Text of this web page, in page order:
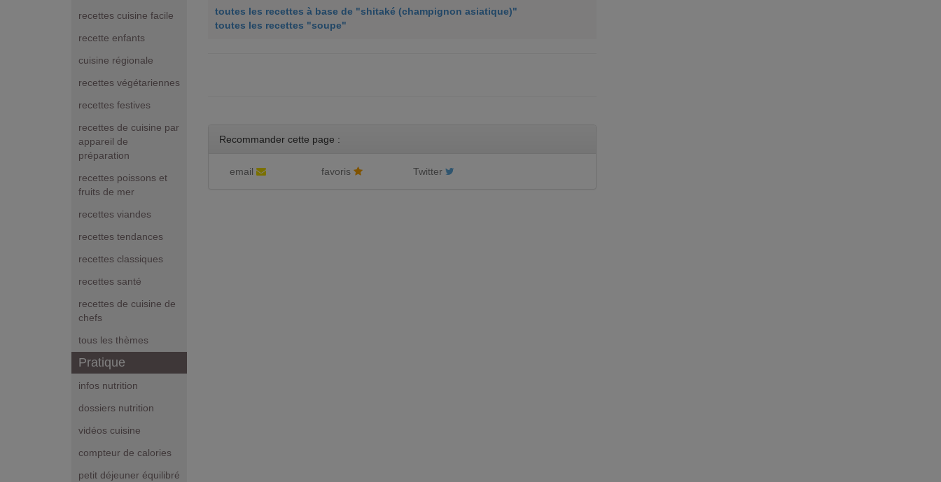
recettes cuisine facile
recette enfants
cuisine régionale
recettes végétariennes
recettes festives
recettes de cuisine par
appareil de
préparation
recettes poissons et
fruits de mer
recettes viandes
recettes tendances
recettes classiques
recettes santé
recettes de cuisine de
chefs
tous les thèmes
Pratique
infos nutrition
dossiers nutrition
vidéos cuisine
compteur de calories
petit déjeuner équilibré
toutes les recettes à base de "shitaké (champignon asiatique)"
toutes les recettes "soupe"
Recommander cette page :
email favoris Twitter